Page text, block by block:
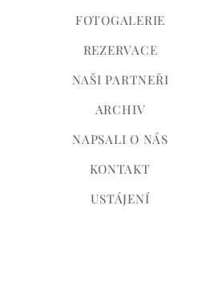
FOTOGALERIE
REZERVACE
NAŠI PARTNEŘI
ARCHIV
NAPSALI O NÁS
KONTAKT
USTÁJENÍ